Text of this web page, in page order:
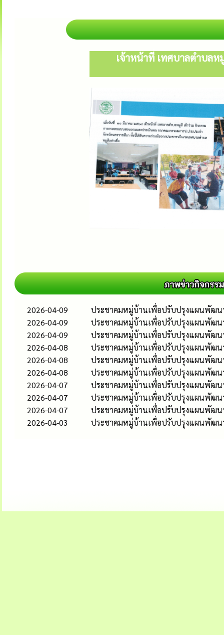
เจ้าหน้าที่ เทศบาลตำบล
2026-04-09
ประชาคมหมู่บ้านเพื่อปรับปรุงแผนพัฒน
2026-04-09
ประชาคมหมู่บ้านเพื่อปรับปรุงแผนพัฒน
2026-04-09
ประชาคมหมู่บ้านเพื่อปรับปรุงแผนพัฒ
2026-04-08
ประชาคมหมู่บ้านเพื่อปรับปรุงแผนพัฒน
2026-04-08
ประชาคมหมู่บ้านเพื่อปรับปรุงแผนพัฒน
2026-04-08
ประชาคมหมู่บ้านเพื่อปรับปรุงแผนพัฒน
2026-04-07
ประชาคมหมู่บ้านเพื่อปรับปรุงแผนพัฒน
2026-04-07
ประชาคมหมู่บ้านเพื่อปรับปรุงแผนพัฒน
2026-04-07
ประชาคมหมู่บ้านเพื่อปรับปรุงแผนพัฒน
2026-04-03
ประชาคมหมู่บ้านเพื่อปรับปรุงแผนพัฒน